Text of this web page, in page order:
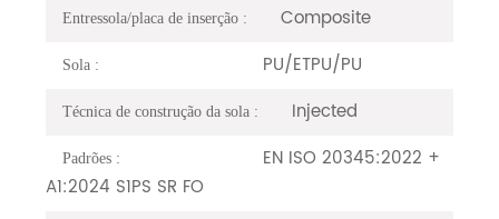
Entressola/placa de inserção : Composite
Sola : PU/ETPU/PU
Técnica de construção da sola : Injected
Padrões :
EN ISO 20345:2022 +
A1:2024 S1PS SR FO